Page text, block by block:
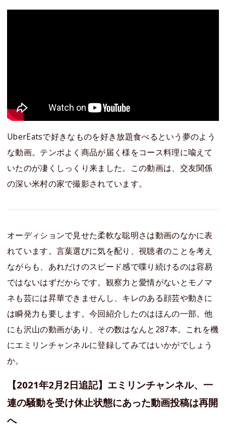
UberEatsで好きなものを好き放題食べるという夢のよう
な動画。テンポよく商品が届く様をコース料理に喩えて
いたのが凄くしっくり来ました。この動画は、交友関係
の深い米村の家で撮影されています。
オーディションで見せた柔軟な聡明さは動画のなかに表
れています。言葉選びに気を配り、視聴者のことを考え
ながらも、あれだけのスピード感で喋り続けるのは容易
ではないはずだからです。観察力と愛情がないとモノマ
ネも芸には昇華できませんし、キレのある顔芸や動きに
は瞬発力も要します。今回紹介したのはほんの一部。他
にも沢山の動画があり、その数はなんと287本。これを機
にエミリンチャンネルに登録してみてはいかがでしょう
か。
【2021年2月2日追記】エミリンチャンネル、一
連の騒動を受け休止状態にあった動画投稿は再開
へ